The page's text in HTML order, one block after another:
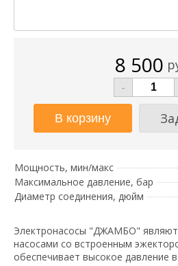
8 500
-
Мощность, мин/макс
Максимальное давление, бар
Диаметр соединения, дюйм
Электронасосы "ДЖАМБО"
насосами со встроенным
обеспечивает высокое давление